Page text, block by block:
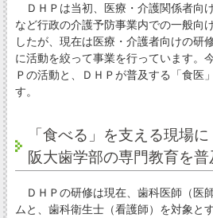
ＤＨＰは当初、医療・介護関係者向
など行政の介護予防事業内での一般向
したが、現在は医療・介護者向けの研
に活動を絞って事業を行っています。
Ｐの活動と、ＤＨＰが普及する「食医
す。
「食べる」を支える現場に
阪大歯学部の専門教育を普
ＤＨＰの研修は現在、歯科医師（医
ムと、歯科衛生士（看護師）を対象と